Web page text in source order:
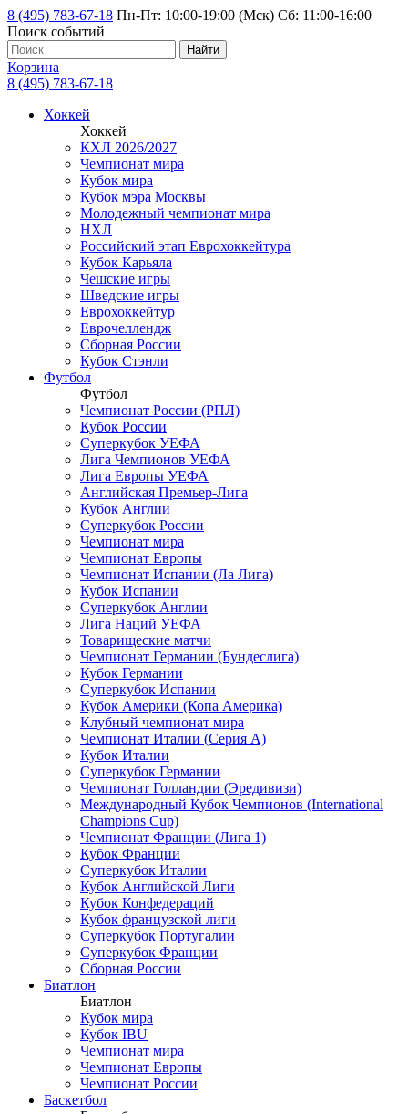
8 (495) 783-67-18 Пн-Пт: 10:00-19:00 (Мск) Сб: 11:00-16:00
Поиск событий
Найти
Корзина
8 (495) 783-67-18
Хоккей
Хоккей
КХЛ 2026/2027
Чемпионат мира
Кубок мира
Кубок мэра Москвы
Молодежный чемпионат мира
НХЛ
Российский этап Еврохоккейтура
Кубок Карьяла
Чешские игры
Шведские игры
Еврохоккейтур
Еврочеллендж
Сборная России
Кубок Стэнли
Футбол
Футбол
Чемпионат России (РПЛ)
Кубок России
Суперкубок УЕФА
Лига Чемпионов УЕФА
Лига Европы УЕФА
Английская Премьер-Лига
Кубок Англии
Суперкубок России
Чемпионат мира
Чемпионат Европы
Чемпионат Испании (Ла Лига)
Кубок Испании
Суперкубок Англии
Лига Наций УЕФА
Товарищеские матчи
Чемпионат Германии (Бундеслига)
Кубок Германии
Суперкубок Испании
Кубок Америки (Копа Америка)
Клубный чемпионат мира
Чемпионат Италии (Серия А)
Кубок Италии
Суперкубок Германии
Чемпионат Голландии (Эредивизи)
Международный Кубок Чемпионов (International
Champions Cup)
Чемпионат Франции (Лига 1)
Кубок Франции
Суперкубок Италии
Кубок Английской Лиги
Кубок Конфедераций
Кубок французской лиги
Суперкубок Португалии
Суперкубок Франции
Сборная России
Биатлон
Биатлон
Кубок мира
Кубок IBU
Чемпионат мира
Чемпионат Европы
Чемпионат России
Баскетбол